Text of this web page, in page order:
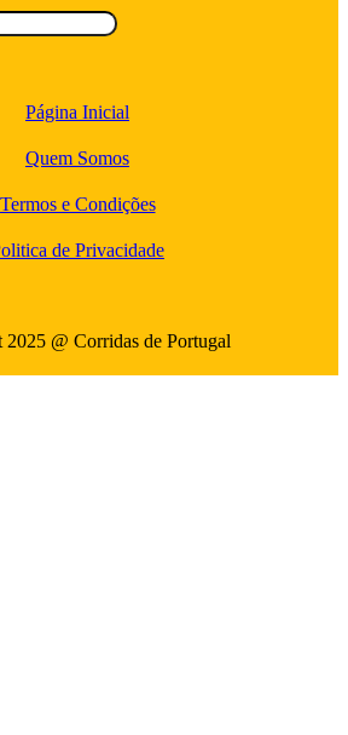
Página Inicial
Quem Somos
Termos e Condições
de Privacidade
@ Corridas de Portugal